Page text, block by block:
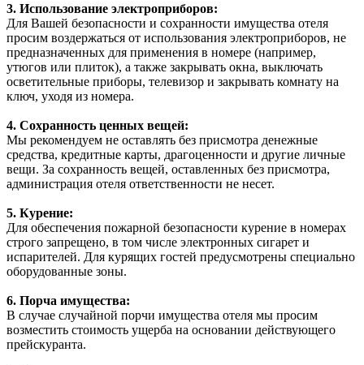
3. Использование электроприборов:
Для Вашей безопасности и сохранности имущества отеля
просим воздержаться от использования электроприборов, не
предназначенных для применения в номере (например,
утюгов или плиток), а также закрывать окна, выключать
осветительные приборы, телевизор и закрывать комнату на
ключ, уходя из номера.
4. Сохранность ценных вещей:
Мы рекомендуем не оставлять без присмотра денежные
средства, кредитные карты, драгоценности и другие личные
вещи. За сохранность вещей, оставленных без присмотра,
администрация отеля ответственности не несет.
5. Курение:
Для обеспечения пожарной безопасности курение в номерах
строго запрещено, в том числе электронных сигарет и
испарителей. Для курящих гостей предусмотрены специально
оборудованные зоны.
6. Порча имущества:
В случае случайной порчи имущества отеля мы просим
возместить стоимость ущерба на основании действующего
прейскуранта.